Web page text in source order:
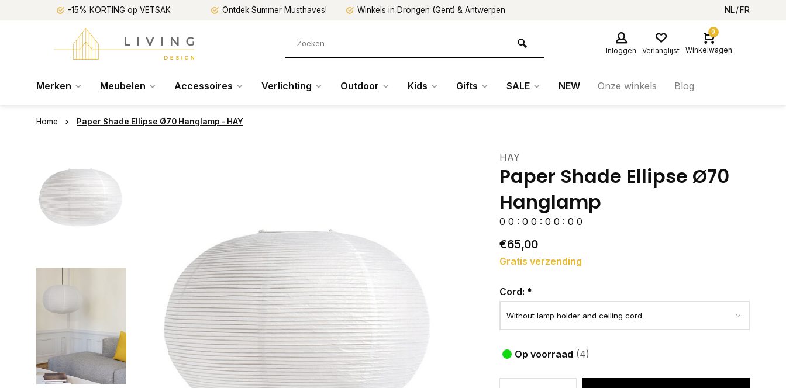
-15% KORTING op VETSAK Ontdek Summer Musthaves! Winkels in Drongen (Gent) & Antwerpen NL FR
Inloggen Verlanglijst
0
Winkelwagen
Merken Meubelen Accessoires Verlichting Outdoor Kids Gifts SALE NEW Onze winkels Blog
Home Paper Shade Ellipse Ø70 Hanglamp - HAY
HAY
Paper Shade Ellipse Ø70
Hanglamp
0 0 : 0 0 : 0 0 : 0 0
€65,00
Gratis verzending
Cord: *
Op voorraad (4)